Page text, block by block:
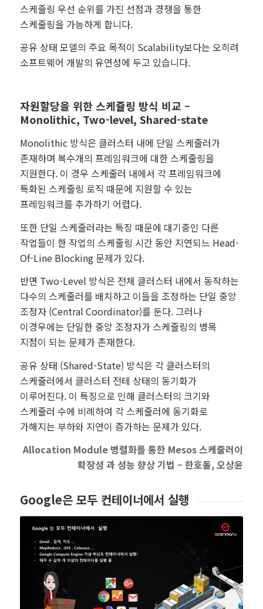
스케줄링 우선 순위를 가진 선점과 경쟁을 통한
스케줄링을 가능하게 합니다.
공유 상태 모델의 주요 목적이 Scalability보다는 오히려
소프트웨어 개발의 유연성에 두고 있습니다.
자원할당을 위한 스케쥴링 방식 비교 –
Monolithic, Two-level, Shared-state
Monolithic 방식은 클러스터 내에 단일 스케줄러가
존재하며 복수개의 프레임워크에 대한 스케줄링을
지원한다. 이 경우 스케줄러 내에서 각 프레임워크에
특화된 스케줄링 로직 때문에 지원할 수 있는
프레임워크를 추가하기 어렵다.
또한 단일 스케줄러라는 특징 때문에 대기중인 다른
작업들이 한 작업의 스케줄링 시간 동안 지연되느 Head-
Of-Line Blocking 문제가 있다.
반면 Two-Level 방식은 전체 클러스터 내에서 동작하는
다수의 스케줄러를 배치하고 이들을 조정하는 단일 중앙
조정자 (Central Coordinator)를 둔다. 그러나
이경우에는 단일한 중앙 조정자가 스케줄링의 병목
지점이 되는 문제가 존재한다.
공유 상태 (Shared-State) 방식은 각 클러스터의
스케줄러에서 클러스터 전테 상태의 동기화가
이루어진다. 이 특징으로 인해 클러스터의 크기와
스케줄러 수에 비례하여 각 스케줄러에 동기화로
가해지는 부하와 지연이 증가하는 문제가 있다.
Allocation Module 병렬화를 통한 Mesos 스케줄러이
확장성 과 성능 향상 기법 – 한호돌, 오상윤
Google은 모두 컨테이너에서 실행